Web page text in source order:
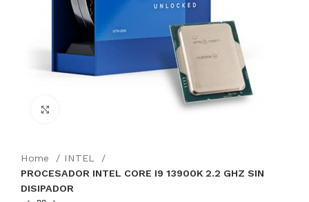
Home
INTEL
PROCESADOR INTEL CORE I9 13900K 2.2 GHZ SIN
DISIPADOR